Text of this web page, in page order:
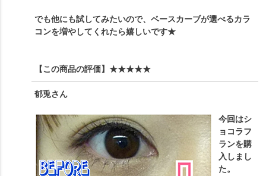
でも他にも試してみたいので、ベースカーブが選べるカラ
コンを増やしてくれたら嬉しいです★
【この商品の評価】 ★★★★★
郁兎さん
今回はシ
ョコラフ
ランを購
入しまし
た。